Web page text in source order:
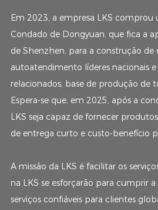
Em 2023, a empresa LKS comprou
Condado de Dongyuan, que fica a
de Shenzhen, para a construção de
autoatendimento líderes nacionais
relacionados, base de produção de
Espera-se que, em 2025, após a
LKS seja capaz de fornecer
de entrega curto e custo-benefício
A missão da LKS é facilitar os
na LKS se esforçarão para cumprir
serviços confiáveis ​​para clientes